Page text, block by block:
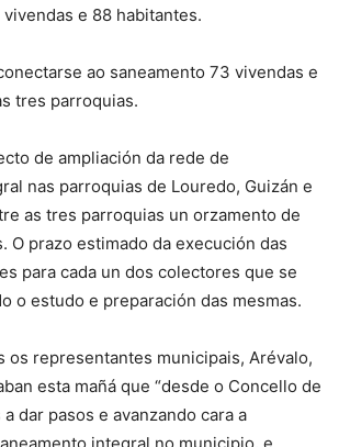
e 88 habitantes.
ao saneamento 73 vivendas e
tres parroquias.
de ampliación da rede de
nas parroquias de Louredo, Guizán e
as tres parroquias un orzamento de
O prazo estimado da execución das
para cada un dos colectores que se
o estudo e preparación das mesmas.
os representantes municipais, Arévalo,
esta mañá que “desde o Concello de
dar pasos e avanzando cara a
integral no municipio, e